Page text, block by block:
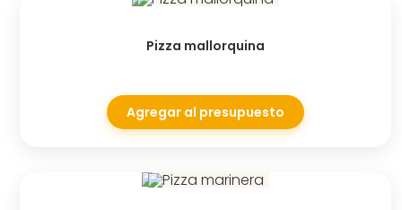
Pizza mallorquina
Agregar al presupuesto